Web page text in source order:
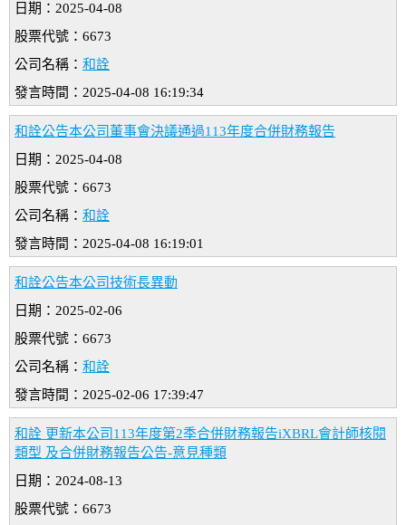
日期：2025-04-08
股票代號：6673
公司名稱： 和詮
發言時間：2025-04-08 16:19:34
和詮公告本公司董事會決議通過113年度合併財務報告
日期：2025-04-08
股票代號：6673
公司名稱： 和詮
發言時間：2025-04-08 16:19:01
和詮公告本公司技術長異動
日期：2025-02-06
股票代號：6673
公司名稱： 和詮
發言時間：2025-02-06 17:39:47
和詮 更新本公司113年度第2季合併財務報告iXBRL會計師核閱
類型 及合併財務報告公告-意見種類
日期：2024-08-13
股票代號：6673